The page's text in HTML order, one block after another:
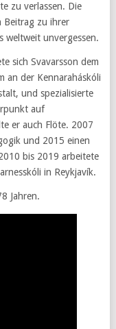
zu verlassen. Die
Beitrag zu ihrer
weltweit unvergessen.
sich Svavarsson dem
an der Kennaraháskóli
und spezialisierte
auf
er auch Flöte. 2007
und 2015 einen
bis 2019 arbeitete
in Reykjavík.
Jahren.